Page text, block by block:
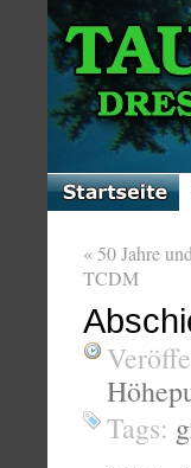
« 50 Jahre
TCDM
Tags: